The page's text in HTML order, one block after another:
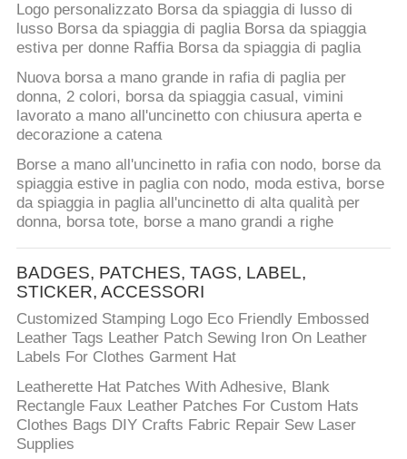
Logo personalizzato Borsa da spiaggia di lusso di
lusso Borsa da spiaggia di paglia Borsa da spiaggia
estiva per donne Raffia Borsa da spiaggia di paglia
Nuova borsa a mano grande in rafia di paglia per
donna, 2 colori, borsa da spiaggia casual, vimini
lavorato a mano all'uncinetto con chiusura aperta e
decorazione a catena
Borse a mano all'uncinetto in rafia con nodo, borse da
spiaggia estive in paglia con nodo, moda estiva, borse
da spiaggia in paglia all'uncinetto di alta qualità per
donna, borsa tote, borse a mano grandi a righe
BADGES, PATCHES, TAGS, LABEL,
STICKER, ACCESSORI
Customized Stamping Logo Eco Friendly Embossed
Leather Tags Leather Patch Sewing Iron On Leather
Labels For Clothes Garment Hat
Leatherette Hat Patches With Adhesive, Blank
Rectangle Faux Leather Patches For Custom Hats
Clothes Bags DIY Crafts Fabric Repair Sew Laser
Supplies